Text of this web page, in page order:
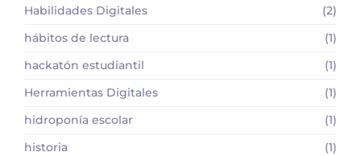
Habilidades Digitales
(2)
hábitos de lectura
(1)
hackatón estudiantil
(1)
Herramientas Digitales
(1)
hidroponía escolar
(1)
historia
(1)